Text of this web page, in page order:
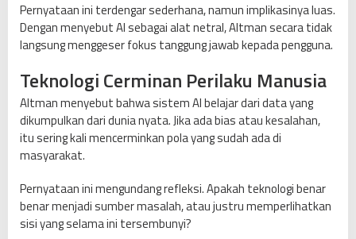
n
i
a
B
e
i
k
i
Pernyataan ini terdengar sederhana, namun implikasinya luas.
Dengan menyebut AI sebagai alat netral, Altman secara tidak
langsung menggeser fokus tanggung jawab kepada pengguna.
Teknologi Cerminan Perilaku Manusia
Altman menyebut bahwa sistem AI belajar dari data yang
dikumpulkan dari dunia nyata. Jika ada bias atau kesalahan,
itu sering kali mencerminkan pola yang sudah ada di
masyarakat.
Pernyataan ini mengundang refleksi. Apakah teknologi benar
benar menjadi sumber masalah, atau justru memperlihatkan
sisi yang selama ini tersembunyi?